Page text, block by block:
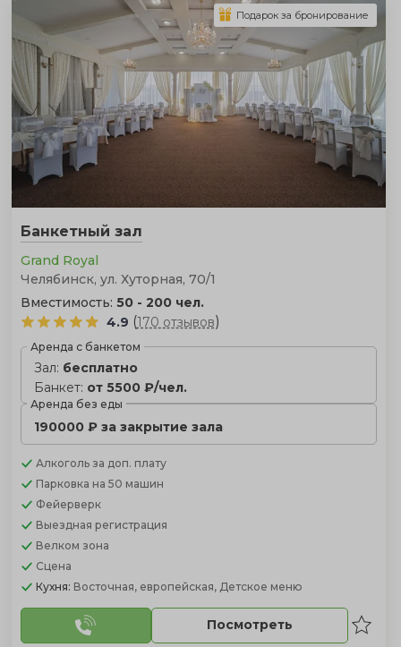
Банкетный зал
Grand Royal
Челябинск, ул. Хуторная, 70/1
Вместимость: 50 - 200 чел.
4.9 (170 отзывов)
Аренда с банкетом
Зал: бесплатно
Банкет: от 5500 ₽/чел.
Аренда без еды
190000 ₽ за закрытие зала
Алкоголь за доп. плату
Парковка на 50 машин
Фейерверк
Выездная регистрация
Велком зона
Сцена
Кухня: Восточная, европейская, Детское меню
Посмотреть
Подарок за бронирование